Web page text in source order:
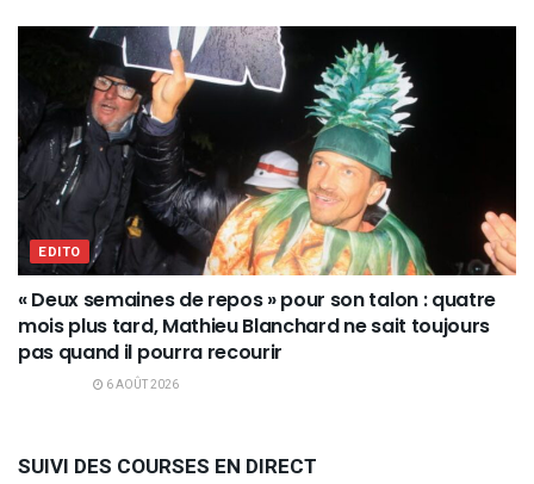
EDITO
« Deux semaines de repos » pour son talon : quatre
mois plus tard, Mathieu Blanchard ne sait toujours
pas quand il pourra recourir
6 AOÛT 2026
SUIVI DES COURSES EN DIRECT